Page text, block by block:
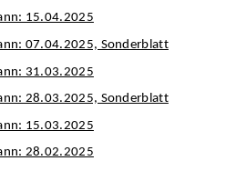
15.04.2025
07.04.2025, Sonderblatt
31.03.2025
28.03.2025, Sonderblatt
15.03.2025
28.02.2025